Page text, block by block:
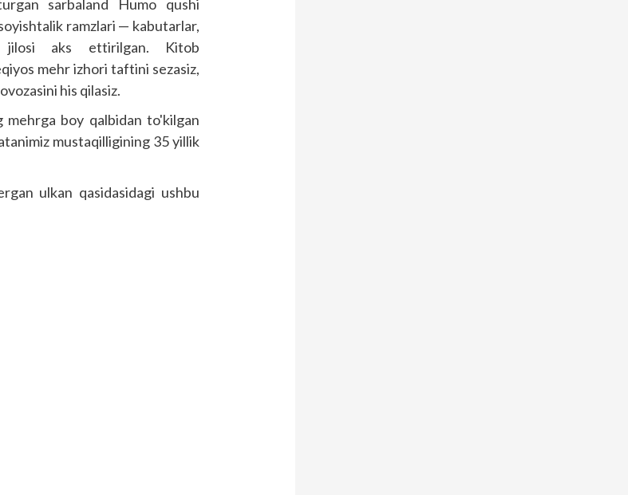
sarbaland Humo qushi
ramzlari — kabutarlar,
jilosi aks ettirilgan. Kitob
mehr izhori taftini sezasiz,
his qilasiz.
mehrga boy qalbidan to'kilgan
mustaqilligining 35 yillik
ulkan qasidasidagi ushbu